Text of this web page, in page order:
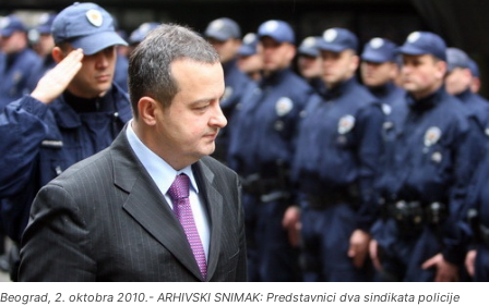
Beograd, 2. oktobra 2010.- ARHIVSKI SNIMAK: Predstavnici dva sindikata policije